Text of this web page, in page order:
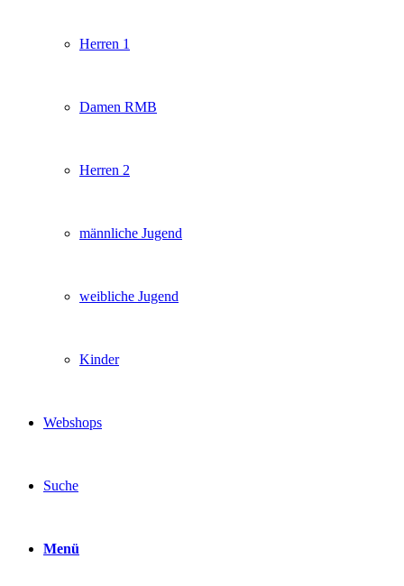
Herren 1
Damen RMB
Herren 2
männliche Jugend
weibliche Jugend
Kinder
Webshops
Suche
Menü